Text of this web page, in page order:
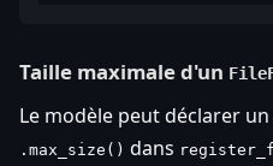
Taille maximale d'un
Le modèle peut déclarer
.max_size() dans